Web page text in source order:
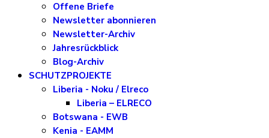
Offene Briefe
Newsletter abonnieren
Newsletter-Archiv
Jahresrückblick
Blog-Archiv
SCHUTZPROJEKTE
Liberia - Noku / Elreco
Liberia – ELRECO
Botswana - EWB
Kenia - EAMM